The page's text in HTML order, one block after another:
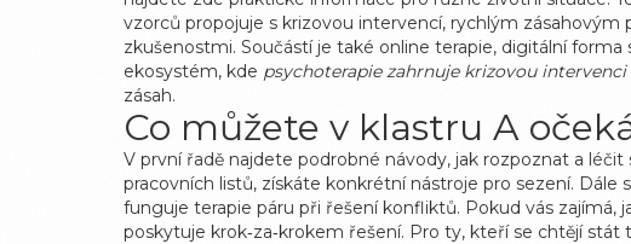
vzorců propojuje s krizovou intervencí, rychlým zásahovým
zkušenostmi. Součástí je také online terapie, digitální forma
ekosystém, kde psychoterapie zahrnuje krizovou intervenci
zásah.
Co můžete v klastru A
V první řadě najdete podrobné návody, jak rozpoznat a
pracovních listů, získáte konkrétní nástroje pro sezení. Dále
funguje terapie páru při řešení konfliktů. Pokud vás zajímá,
poskytuje krok‑za‑krokem řešení. Pro ty, kteří se chtějí